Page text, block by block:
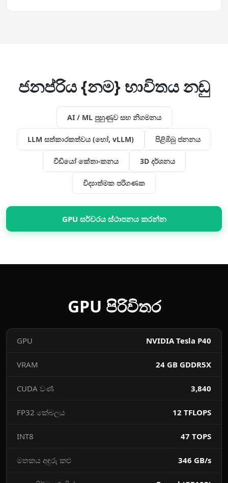
ජනප්රිය {නම} භාවිතය නඩු
AI / ML පුහුණුව සහ නිගමනය
LLM සත්කාරකත්වය (හෝ, vLLM) පිළිඹිබු ජනනය
වීඩියෝ කේතාංකනය 3D දර්ශනය
විද්‍යාත්මක පරිගණක
GPU සර්වරය ස්ථාපනය කරන්න
GPU පිරිවිතර
GPU NVIDIA Tesla P40
VRAM 24 GB GDDR5X
CUDA වර්‍ණ 3,840
FP32 කේබලය 12 TFLOPS
INT8 47 TOPS
මතකය අඳුරු කළු 346 GB/s